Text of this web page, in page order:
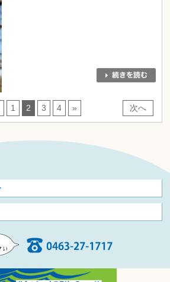
1 2 3 4 » 次へ